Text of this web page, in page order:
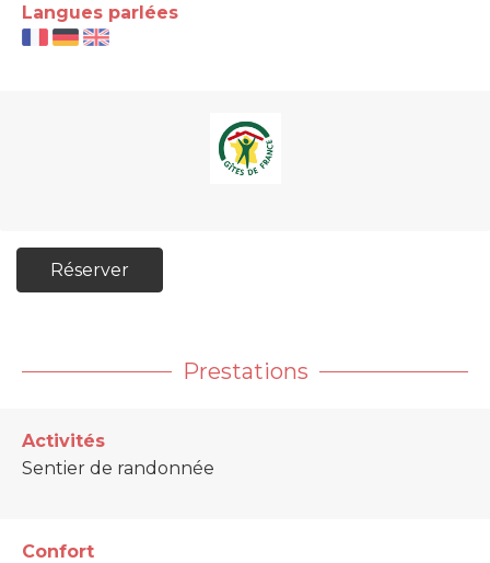
Langues parlées
Réserver
Prestations
Activités
Sentier de randonnée
Confort